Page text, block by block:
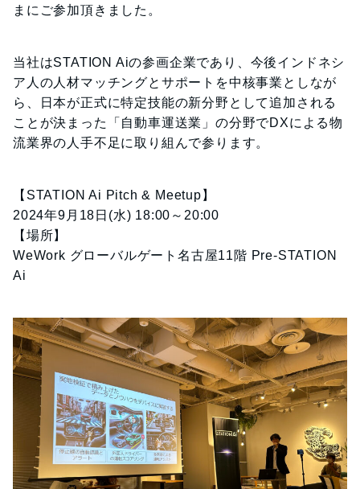
まにご参加頂きました。
当社はSTATION Aiの参画企業であり、今後インドネシ
ア人の人材マッチングとサポートを中核事業としなが
ら、日本が正式に特定技能の新分野として追加される
ことが決まった「自動車運送業」の分野でDXによる物
流業界の人手不足に取り組んで参ります。
【STATION Ai Pitch & Meetup】
2024年9月18日(水) 18:00～20:00
【場所】
WeWork グローバルゲート名古屋11階 Pre-STATION
Ai